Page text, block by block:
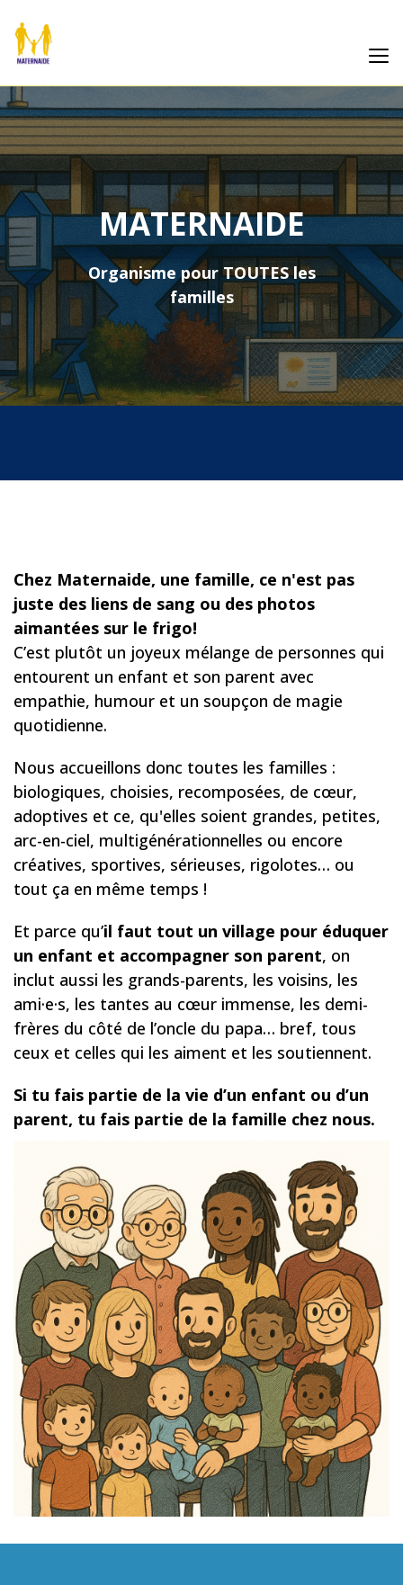
MATERNAIDE
Organisme pour TOUTES les
familles
Chez Maternaide, une famille, ce n'est pas
juste des liens de sang ou des photos
aimantées sur le frigo!
C’est plutôt un joyeux mélange de personnes qui
entourent un enfant et son parent avec
empathie, humour et un soupçon de magie
quotidienne.
Nous accueillons donc toutes les familles :
biologiques, choisies, recomposées, de cœur,
adoptives et ce, qu'elles soient grandes, petites,
arc-en-ciel, multigénérationnelles ou encore
créatives, sportives, sérieuses, rigolotes… ou
tout ça en même temps !
Et parce qu’il faut tout un village pour éduquer
un enfant et accompagner son parent, on
inclut aussi les grands-parents, les voisins, les
ami·e·s, les tantes au cœur immense, les demi-
frères du côté de l’oncle du papa… bref, tous
ceux et celles qui les aiment et les soutiennent.
Si tu fais partie de la vie d’un enfant ou d’un
parent, tu fais partie de la famille chez nous.